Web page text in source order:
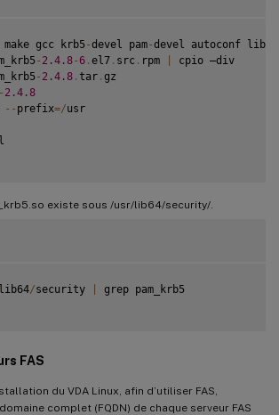
gcc krb5 -devel pam-devel autoconf
- 2.4 .8-6 . el7 . src . rpm
cpio –div
- 2.4 .8 . tar . gz
- 2.4 .8
-- prefix=/usr
existe sous /usr/lib64/security/.
lib64/security grep pam_krb5
FAS
du VDA Linux, afin d’utiliser FAS,
complet (FQDN) de chaque serveur FAS